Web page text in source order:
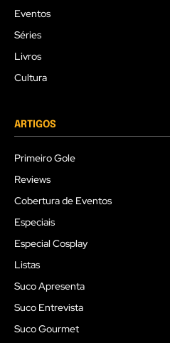
Eventos
Séries
Livros
Cultura
ARTIGOS
Primeiro Gole
Reviews
Cobertura de Eventos
Especiais
Especial Cosplay
Listas
Suco Apresenta
Suco Entrevista
Suco Gourmet